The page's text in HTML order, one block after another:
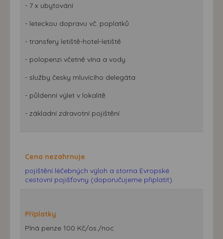
- 7 x ubytování
- leteckou dopravu vč. poplatků
- transfery letiště-hotel-letiště
- polopenzi včetně vína a vody
- služby česky mluvícího delegáta
- půldenní výlet v lokalitě
- základní zdravotní pojištění
Cena nezahrnuje
pojištění léčebných výloh a storna Evropské
cestovní pojišťovny (doporučujeme připlatit)
Příplatky
Plná penze 100 Kč/os./noc